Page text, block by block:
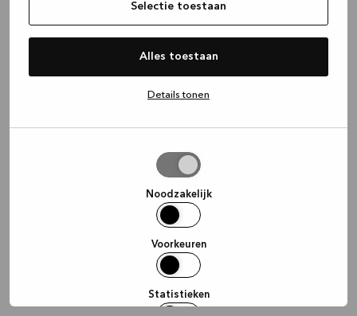
Selectie toestaan
Alles toestaan
Details tonen
Noodzakelijk
Voorkeuren
Statistieken